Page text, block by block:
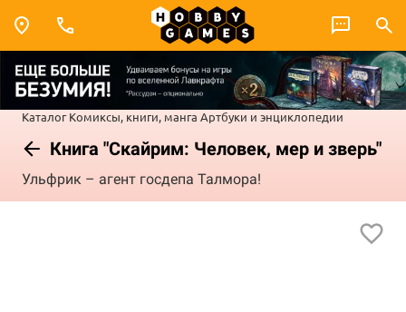
Каталог Комиксы, книги, манга Артбуки и энциклопедии
Книга "Скайрим: Человек, мер и зверь"
Ульфрик – агент госдепа Талмора!